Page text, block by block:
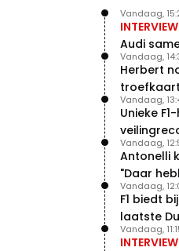
INTERVIEW
Audi
Vandaag,
Herbert
bij Red
Vandaag,
Unieke
Vandaag,
Antonelli
"Daar
Vandaag,
F1 biedt
laatste
Vandaag,
INTERVIEW
Vandaag,